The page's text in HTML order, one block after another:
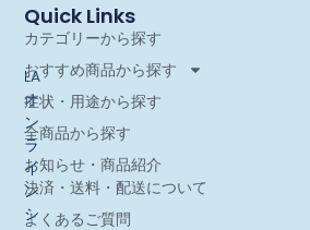
LA
オ
ン
ラ
イ
ン
シ
Quick Links
カテゴリーから探す
おすすめ商品から探す
症状・用途から探す
全商品から探す
お知らせ・商品紹介
決済・送料・配送について
よくあるご質問